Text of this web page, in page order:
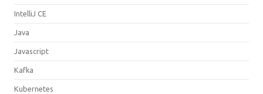
IntelliJ CE
Java
Javascript
Kafka
Kubernetes